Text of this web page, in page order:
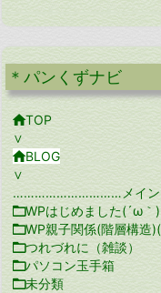
＊パンくずナビ
TOP
∨
BLOG
∨
…………………………メイン
WPはじめました(´ω｀)
WP親子関係(階層構造
つれづれに（雑談）
パソコン玉手箱
未分類